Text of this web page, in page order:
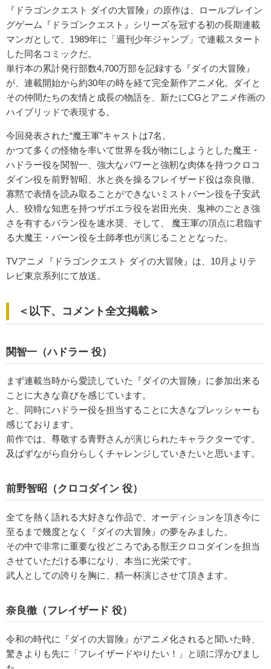
『ドラゴンクエスト ダイの大冒険』の原作は、ロールプレイン
グゲーム『ドラゴンクエスト』シリーズを冠する初の長期連載
マンガとして、1989年に「週刊少年ジャンプ」で連載スタート
した同名コミックだ。
単行本の累計発行部数4,700万部を記録する『ダイの大冒険』
が、連載開始から約30年の時を経て完全新作アニメ化。ダイと
その仲間たちの友情と成長の物語を、新たにCGとアニメ作画の
ハイブリッドで表現する。
今回発表された“魔王軍”キャストは7名。
かつて多くの怪物を率いて世界を我が物にしようとした魔王・
ハドラー役を関智一、強大なパワーと強靭な肉体を持つクロコ
ダイン役を前野智昭、氷と炎を操るフレイザード役は奈良徹、
寡黙で表情を読み取ることができないミストバーン役を子安武
人、狡猾な知恵を持つザボエラ役を岩田光央、鬼神のごとき強
さを有するバラン役を速水奨、そして、 魔王軍の頂点に君臨す
る大魔王・バーン役を土師孝也が演じることとなった。
TVアニメ『ドラゴンクエスト ダイの大冒険』は、10月よりテ
レビ東京系列にて放送。
＜以下、コメント全文掲載＞
関智一（ハドラー 役）
まず連載当時から愛読していた『ダイの大冒険』に参加出来る
ことに大きな喜びを感じています。
と、同時にハドラー役を担当することに大きなプレッシャーも
感じております。
前作では、尊敬する青野さんが演じられたキャラクターです。
及ばずながら自分らしくチャレンジしていきたいと思います。
前野智昭（クロコダイン 役）
全てを熱く語れる大好きな作品で、オーディションを頂き今に
至るまで幾度となく『ダイの大冒険』の夢をみました。
その中で非常に重要な役どころである獣王クロコダインを担当
させていただける事になり、本当に光栄です。
武人としての誇りを胸に、精一杯演じさせて頂きます。
奈良徹（フレイザード 役）
令和の時代に『ダイの大冒険』がアニメ化されると聞いた時、
驚きよりも先に「フレイザードやりたい！」と頭に浮かびまし